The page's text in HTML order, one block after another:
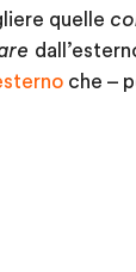
quelle
che –